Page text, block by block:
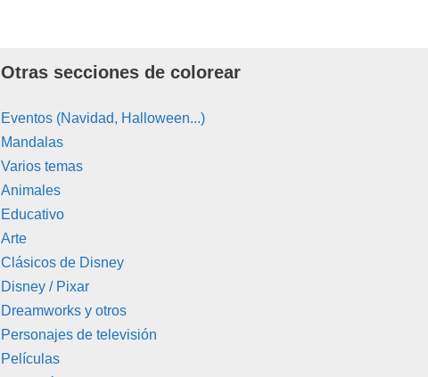
Otras secciones de colorear
Eventos (Navidad, Halloween...)
Mandalas
Varios temas
Animales
Educativo
Arte
Clásicos de Disney
Disney / Pixar
Dreamworks y otros
Personajes de televisión
Películas